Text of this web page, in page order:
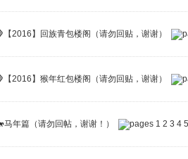
2016】回族青包楼阁（请勿回贴，谢谢）
2016】猴年红包楼阁（请勿回贴，谢谢）
年篇（请勿回帖，谢谢！） 1 2 3 4 5